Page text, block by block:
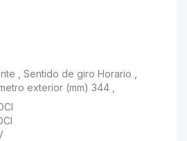
, Potencia (W) 210 , Diámetro exterior (mm) 344 ,